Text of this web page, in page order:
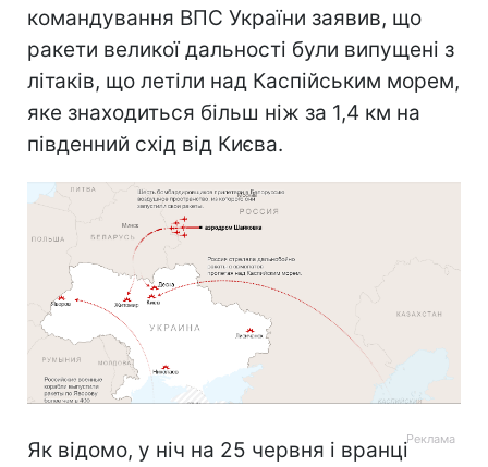
командування ВПС України заявив, що
ракети великої дальності були випущені з
літаків, що летіли над Каспійським морем,
яке знаходиться більш ніж за 1,4 км на
південний схід від Києва.
Як відомо, у ніч на 25 червня і вранці